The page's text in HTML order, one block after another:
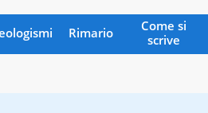
Rimario
Come si
scrive